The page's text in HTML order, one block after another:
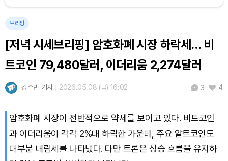
브리핑
[저녁 시세브리핑] 암호화폐 시장 하락세… 비
트코인 79,480달러, 이더리움 2,274달러
강수빈 기자 2026.05.08 (금) 16:02 3 4
암호화폐 시장이 전반적으로 약세를 보이고 있다. 비트코인
과 이더리움이 각각 2%대 하락한 가운데, 주요 알트코인도
대부분 내림세를 나타냈다. 다만 트론은 상승 흐름을 유지하